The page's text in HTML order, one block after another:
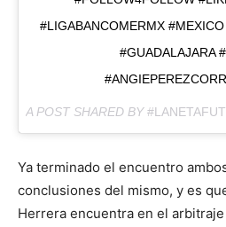
#LIGABANCOMERMX
#GUADALAJARA
A POST SHARED BY
Ya terminado el encuentro
conclusiones del mismo, y es
Herrera encuentra en el